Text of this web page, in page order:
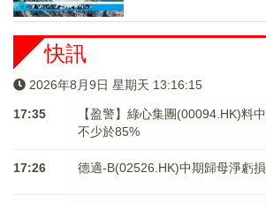
快訊
2026年8月9日 星期天 13:16:16
17:35
【盈警】綠心集團(00094.HK)料
不少於85%
17:26 德適-B(02526.HK)中期歸母淨虧